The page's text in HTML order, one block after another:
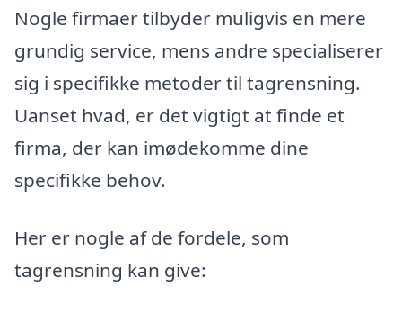
Nogle firmaer tilbyder muligvis en mere
grundig service, mens andre specialiserer
sig i specifikke metoder til tagrensning.
Uanset hvad, er det vigtigt at finde et
firma, der kan imødekomme dine
specifikke behov.
Her er nogle af de fordele, som
tagrensning kan give: